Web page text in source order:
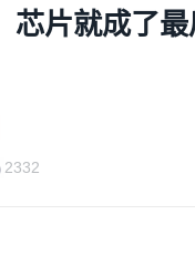
芯片就成了
2332